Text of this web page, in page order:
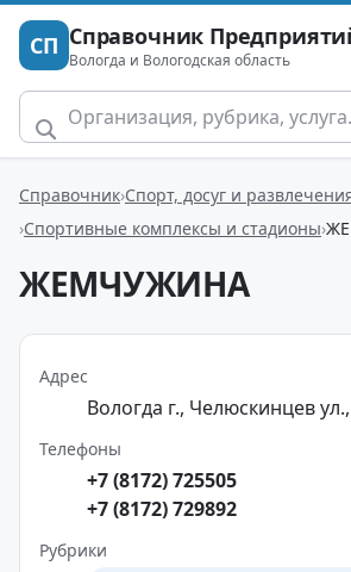
СП Справочник
Вологда и Вологодская область
Справочник Спорт, досуг и
Спортивные комплексы и стадионы
ЖЕМЧУЖИНА
Адрес
Вологда г., Челюскинцев
Телефоны
+7 (8172) 725505
+7 (8172) 729892
Рубрики